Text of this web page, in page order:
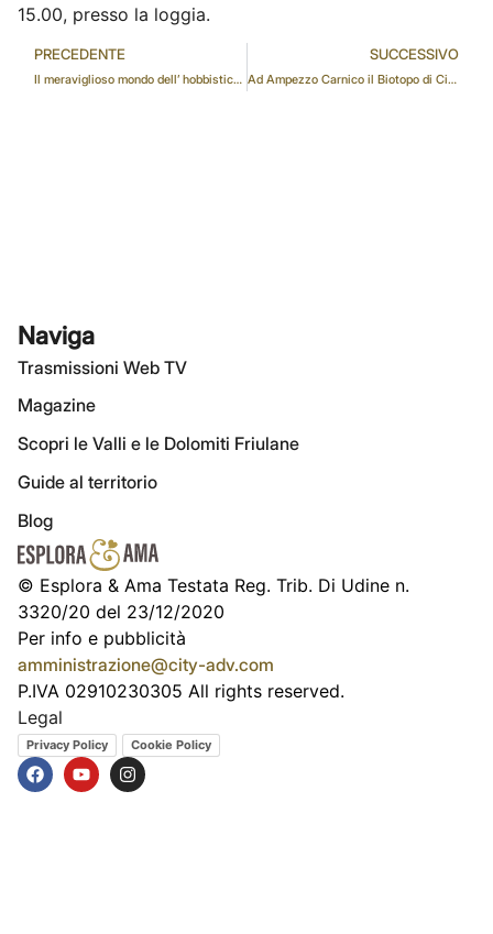
15.00, presso la loggia.
PRECEDENTE
Il meraviglioso mondo dell’ hobbistica, intervista a Lorella De Prato
SUCCESSIVO
Ad Ampezzo Carnico il Biotopo di Cima Corso
Naviga
Trasmissioni Web TV
Magazine
Scopri le Valli e le Dolomiti Friulane
Guide al territorio
Blog
© Esplora & Ama Testata Reg. Trib. Di Udine n.
3320/20 del 23/12/2020
Per info e pubblicità
amministrazione@city-adv.com
P.IVA 02910230305 All rights reserved.
Legal
Privacy Policy Cookie Policy